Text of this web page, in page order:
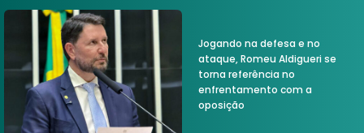
Jogando na defesa e no
ataque, Romeu Aldigueri se
torna referência no
enfrentamento com a
oposição